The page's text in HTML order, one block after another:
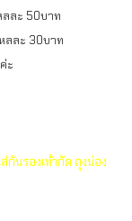
ลละ 50บาท
ลละ 30บาท
ะ
กันรองเท้ากัด ถุงน่อง